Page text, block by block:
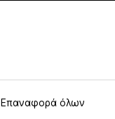
Επαναφορά όλων